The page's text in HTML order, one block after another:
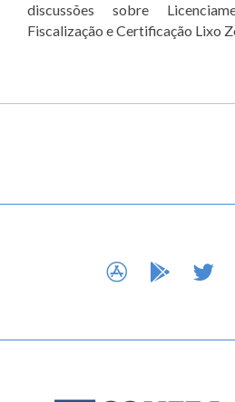
discussões sobre
Fiscalização e Certificação Lixo
APP STOREGOOGLE